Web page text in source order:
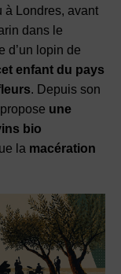
à Londres, avant
dans le
d’un lopin de
enfant du pays
. Depuis son
une
bio
la macération